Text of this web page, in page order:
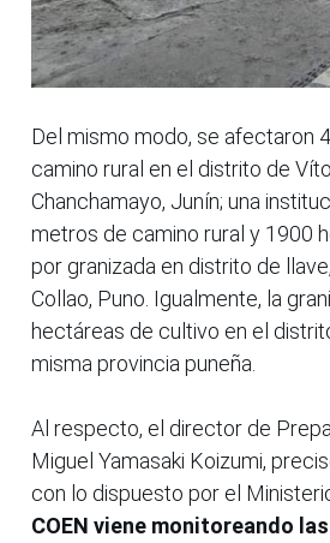
Del mismo modo, se afectaron
camino rural en el distrito de
Chanchamayo, Junín; una
metros de camino rural y 1900
por granizada en distrito de
Collao, Puno. Igualmente, la
hectáreas de cultivo en el
misma provincia puneña.
Al respecto, el director de
Miguel Yamasaki Koizumi,
con lo dispuesto por el
COEN viene monitoreando